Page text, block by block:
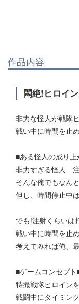
作品内容
悶絶!ヒロイ
非力な怪人が戦隊
戦い中に時間を止
■ある怪人の成り
非力すぎる怪人 注
そんな俺でもなん
但し、時間停止中
でも!注射くらいは
戦い中に時間を止
考えてみれば俺、
■ゲームコンセプト
特撮戦隊ヒロイン
戦闘中にタイミン